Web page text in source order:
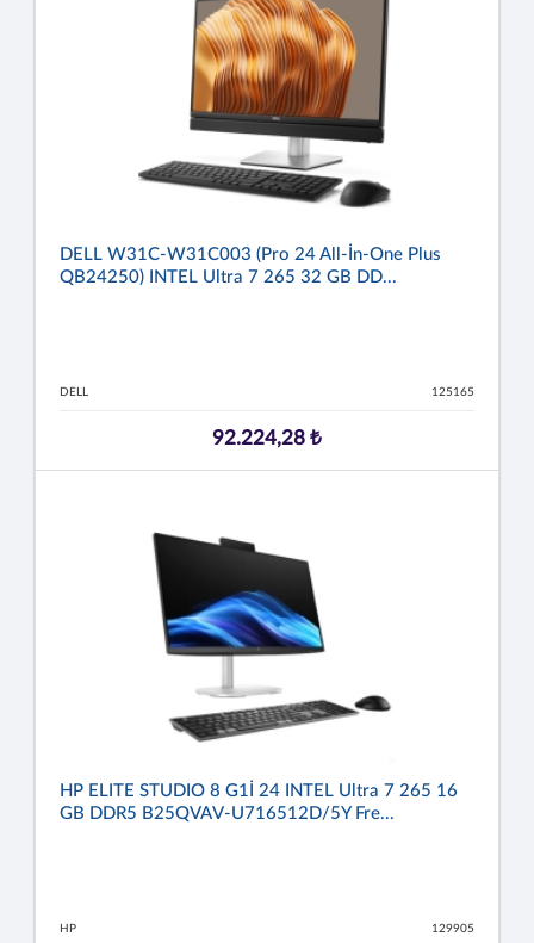
DELL W31C-W31C003 (Pro 24 All-İn-One Plus
QB24250) INTEL Ultra 7 265 32 GB DD...
DELL 125165
92.224,28 ₺
HP ELITE STUDIO 8 G1İ 24 INTEL Ultra 7 265 16
GB DDR5 B25QVAV-U716512D/5Y Fre...
HP 129905